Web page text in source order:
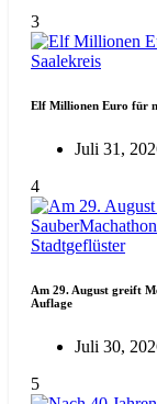
3
Saalekreis
Elf Millionen Euro für
Juli 31,
4
Stadtgeflüster
Am 29. August greift
Auflage
Juli 30,
5